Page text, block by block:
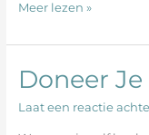
Meer lezen »
Doneer
Laat een reactie
Doneer
Ervaring